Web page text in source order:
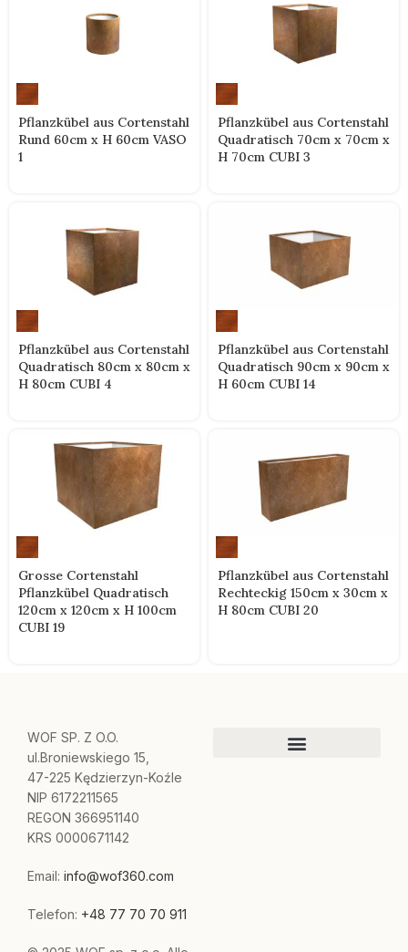
Pflanzkübel aus Cortenstahl
Rund 60cm x H 60cm VASO
1
Pflanzkübel aus Cortenstahl
Quadratisch 70cm x 70cm x
H 70cm CUBI 3
Pflanzkübel aus Cortenstahl
Quadratisch 80cm x 80cm x
H 80cm CUBI 4
Pflanzkübel aus Cortenstahl
Quadratisch 90cm x 90cm x
H 60cm CUBI 14
Grosse Cortenstahl
Pflanzkübel Quadratisch
120cm x 120cm x H 100cm
CUBI 19
Pflanzkübel aus Cortenstahl
Rechteckig 150cm x 30cm x
H 80cm CUBI 20
WOF SP. Z O.O.
ul.Broniewskiego 15,
47-225 Kędzierzyn-Koźle
NIP 6172211565
REGON 366951140
KRS 0000671142
Email: info@wof360.com
Telefon: +48 77 70 70 911